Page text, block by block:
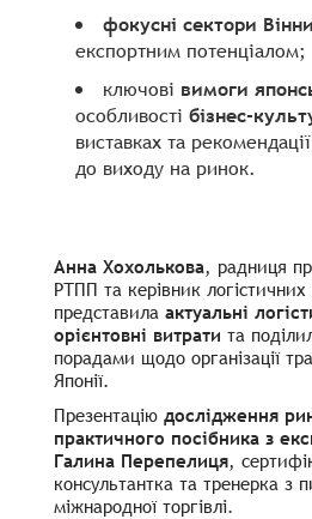
фокусні сектори
експортним потенціалом;
ключові вимоги
особливості бізнес-
виставках та
до виходу на ринок.
Анна Хохолькова, радниця
РТПП та керівник
представила актуальні
орієнтовні витрати та
порадами щодо організації
Японії.
Презентацію дослідження
практичного посібника з
Галина Перепелиця,
консультантка та тренерка з
міжнародної торгівлі.